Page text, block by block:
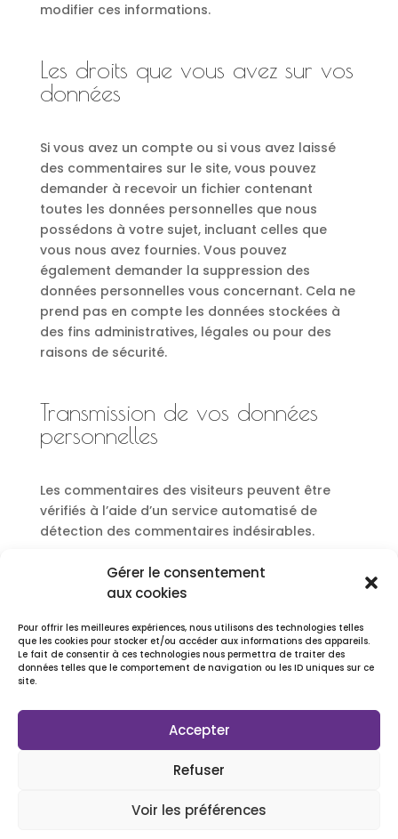
Gérer le consentement
aux cookies
Pour offrir les meilleures expériences, nous utilisons des technologies telles
que les cookies pour stocker et/ou accéder aux informations des appareils.
Le fait de consentir à ces technologies nous permettra de traiter des
données telles que le comportement de navigation ou les ID uniques sur ce
site.
Accepter
Refuser
Voir les préférences
modifier ces informations.
Les droits que vous avez sur vos
données
Si vous avez un compte ou si vous avez laissé
des commentaires sur le site, vous pouvez
demander à recevoir un fichier contenant
toutes les données personnelles que nous
possédons à votre sujet, incluant celles que
vous nous avez fournies. Vous pouvez
également demander la suppression des
données personnelles vous concernant. Cela ne
prend pas en compte les données stockées à
des fins administratives, légales ou pour des
raisons de sécurité.
Transmission de vos données
personnelles
Les commentaires des visiteurs peuvent être
vérifiés à l’aide d’un service automatisé de
détection des commentaires indésirables.